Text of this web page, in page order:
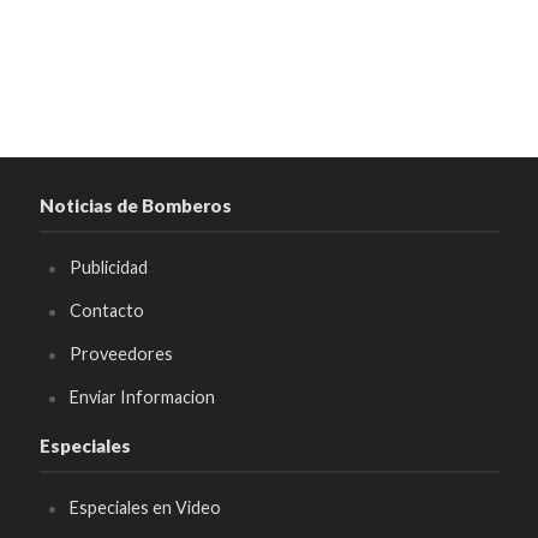
Noticias de Bomberos
Publicidad
Contacto
Proveedores
Enviar Informacion
Especiales
Especiales en Video